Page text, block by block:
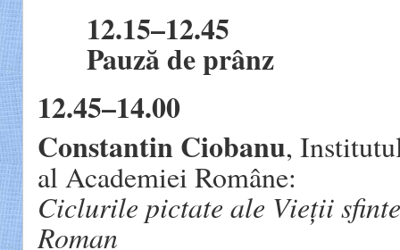
12.15–12.45
Pauză de prânz
12.45–14.00
Constantin Ciobanu,
al Academiei Române:
Ciclurile pictate ale Vieții
Roman